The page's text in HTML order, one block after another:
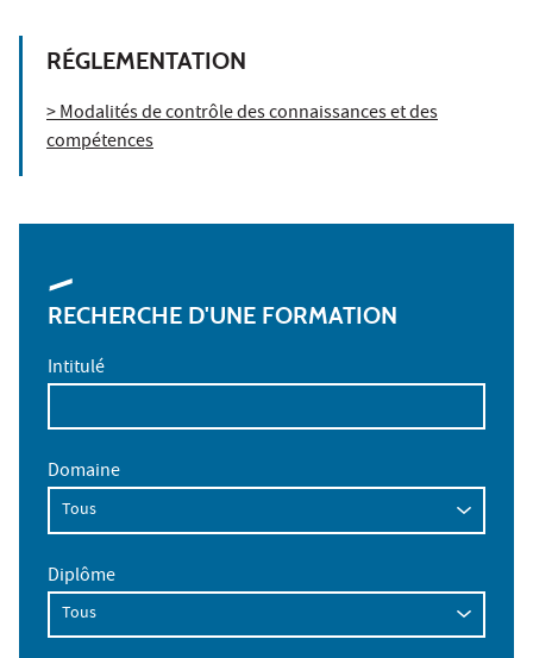
RÉGLEMENTATION
> Modalités de contrôle des connaissances et des
compétences
RECHERCHE D'UNE FORMATION
Intitulé
Domaine
Diplôme